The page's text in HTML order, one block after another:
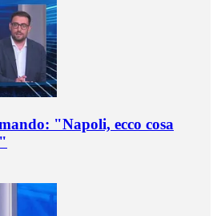
"Napoli, ecco cosa